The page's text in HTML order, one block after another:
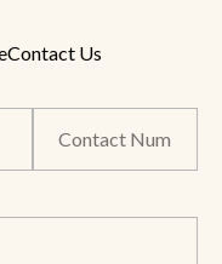
Contact Us